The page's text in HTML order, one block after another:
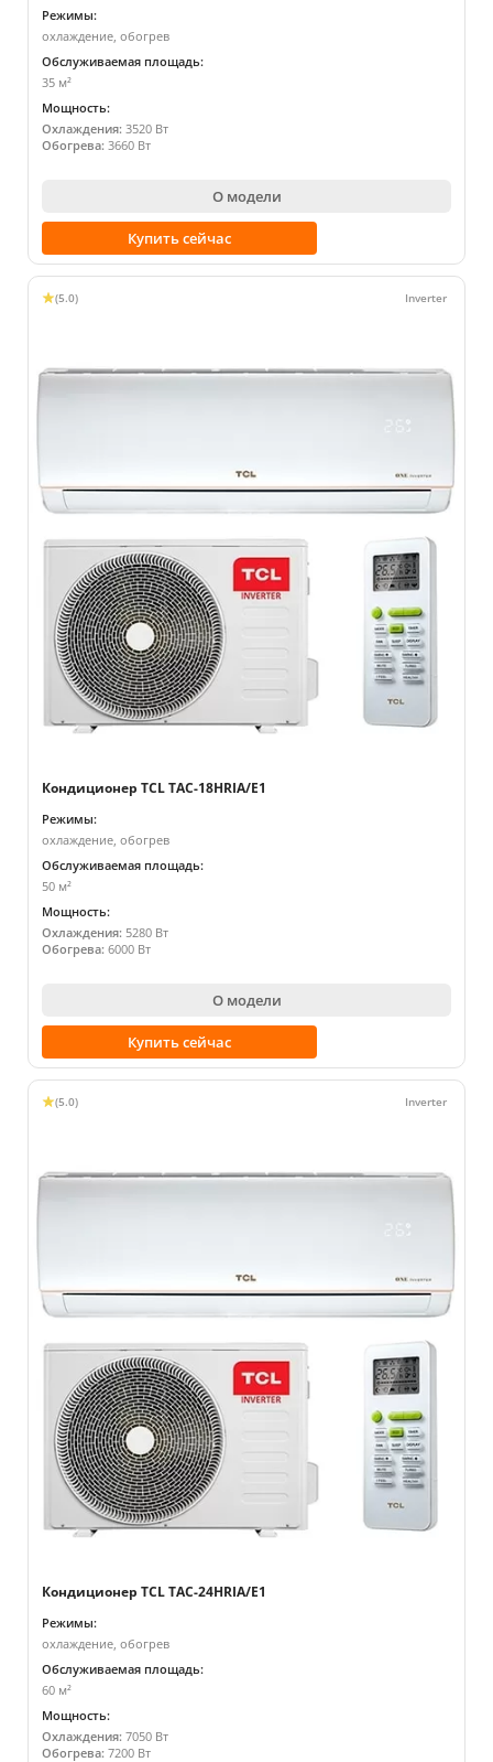
Режимы:
охлаждение, обогрев
Обслуживаемая площадь:
35 м²
Мощность:
Охлаждения: 3520 Вт
Обогрева: 3660 Вт
О модели
Купить сейчас
(5.0)
Кондиционер TCL TAC-18HRIA/E1
Режимы:
охлаждение, обогрев
Обслуживаемая площадь:
50 м²
Мощность:
Охлаждения: 5280 Вт
Обогрева: 6000 Вт
О модели
Купить сейчас
(5.0)
Кондиционер TCL TAC-24HRIA/E1
Режимы:
охлаждение, обогрев
Обслуживаемая площадь:
60 м²
Мощность:
Охлаждения: 7050 Вт
Обогрева: 7200 Вт